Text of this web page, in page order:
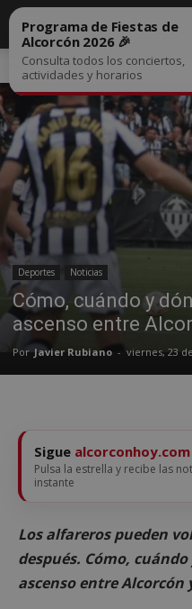
Inicio Deportes
Deportes Noticias
Cómo, cuándo y
ascenso entre
Por Javier Rubiano - viernes, 23
Programa de Fiestas de
Alcorcón 2026 🎉
Consulta todos los conciertos,
actividades y horarios
Sigue alcorconhoy.com
Pulsa la estrella y recibe las
instante
Los alfareros pueden
después. Cómo,
ascenso entre Alcorcón